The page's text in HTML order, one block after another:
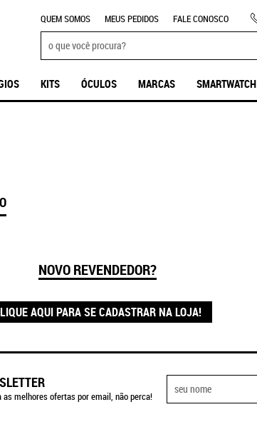
QUEM SOMOS MEUS PEDIDOS FALE CONOSCO
KITS ÓCULOS MARCAS SMARTWATCH
NOVO REVENDEDOR?
AQUI PARA SE CADASTRAR NA LOJA!
as melhores ofertas por email, não perca!